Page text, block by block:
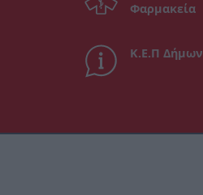
Φαρμακεία
Κ.Ε.Π Δήμων